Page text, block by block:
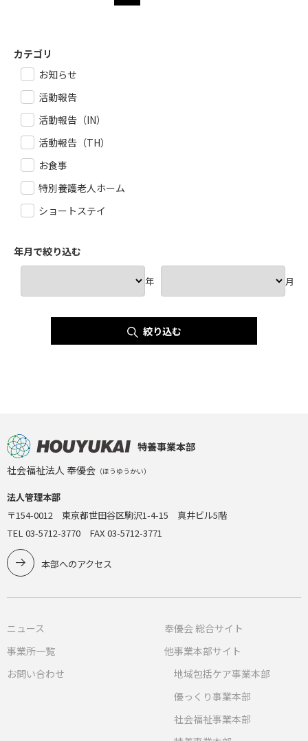
カテゴリ
お知らせ
活動報告
活動報告（IN）
活動報告（TH）
お食事
特別養護老人ホーム
ショートステイ
年月で絞り込む
年 月
絞り込む
特養事業本部
社会福祉法人 奉優会 （ほうゆうかい）
法人管理本部
〒154-0012 東京都世田谷区駒沢1-4-15 真井ビル5階
TEL 03-5712-3770 FAX 03-5712-3771
本部へのアクセス
ニュース
事業所一覧
お問い合わせ
奉優会 総合サイト
他事業本部サイト
地域包括ケア事業本部
優っくり事業本部
社会福祉事業本部